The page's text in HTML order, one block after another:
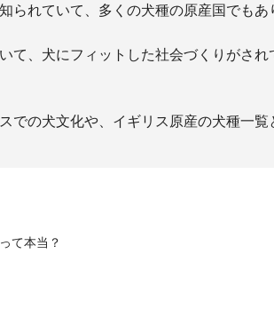
られていて、多くの犬種の原産国でもあ
て、犬にフィットした社会づくりがさ
での犬文化や、イギリス原産の犬種一覧
て本当？